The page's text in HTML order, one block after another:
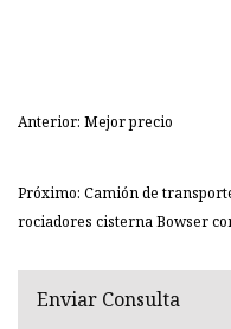
Anterior: Mejor precio
Próximo: Camión de
rociadores cisterna Bowser
Enviar Consulta